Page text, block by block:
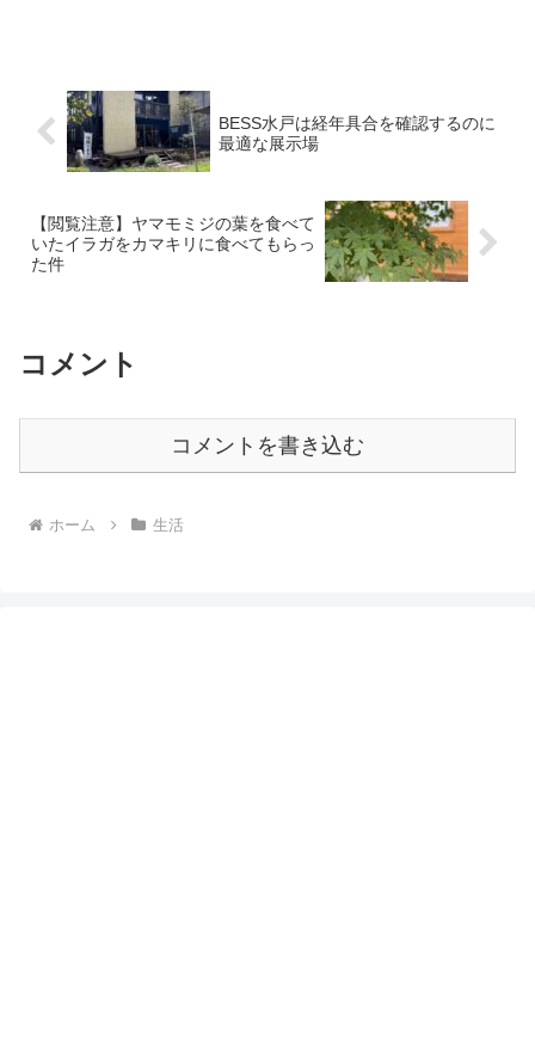
BESS水戸は経年具合を確認するのに
最適な展示場
【閲覧注意】ヤマモミジの葉を食べて
いたイラガをカマキリに食べてもらっ
た件
コメント
コメントを書き込む
ホーム 生活